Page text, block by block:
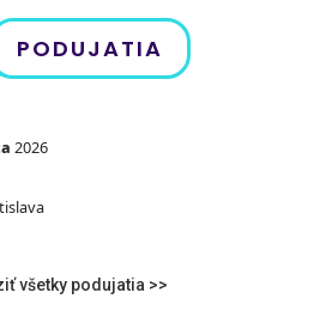
PODUJATIA
2026
všetky podujatia >>